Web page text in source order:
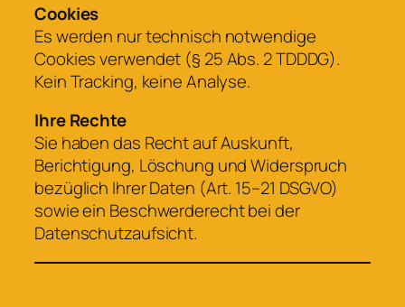
Cookies
Es werden nur technisch notwendige
Cookies verwendet (§ 25 Abs. 2 TDDDG).
Kein Tracking, keine Analyse.
Ihre Rechte
Sie haben das Recht auf Auskunft,
Berichtigung, Löschung und Widerspruch
bezüglich Ihrer Daten (Art. 15–21 DSGVO)
sowie ein Beschwerderecht bei der
Datenschutzaufsicht.